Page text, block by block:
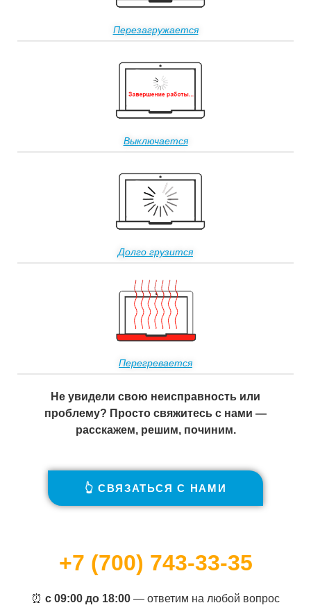
Перезагружается
Выключается
Долго грузится
Перегревается
Не увидели свою неисправность или
проблему? Просто свяжитесь с нами —
расскажем, решим, починим.
👆 СВЯЗАТЬСЯ С НАМИ
+7 (700) 743-33-35
⏰ с 09:00 до 18:00 — ответим на любой вопрос